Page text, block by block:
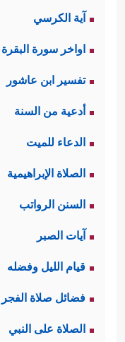
آية الكرسي
اواخر سورة البقرة
تفسير ابن عاشور
أدعية من السنة
الدعاء للميت
الصلاة الإبراهيمية
السنن الرواتب
آيات الصبر
قيام الليل وفضله
فضائل صلاة الفجر
الصلاة على النبي